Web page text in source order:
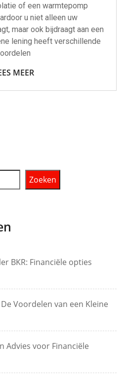
of een warmtepomp
u niet alleen uw
maar ook bijdraagt aan een
lening heeft verschillende
MEER
Zoeken
BKR: Financiële opties
Voordelen van een Kleine
Advies voor Financiële